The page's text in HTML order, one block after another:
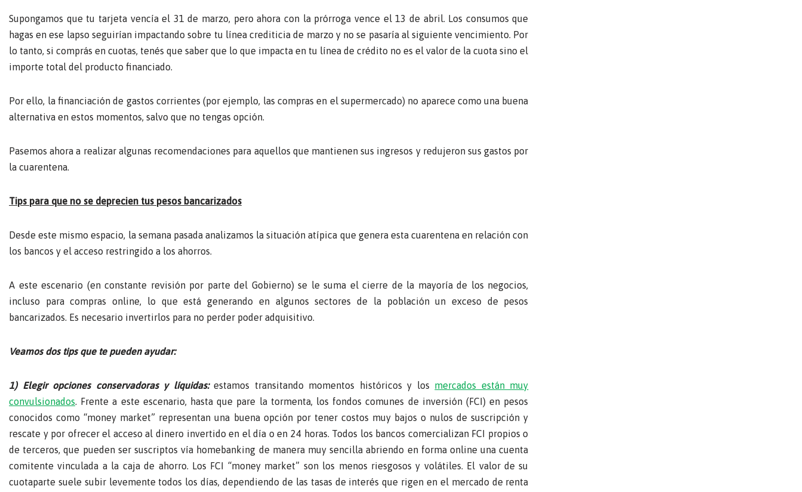
Supongamos que tu tarjeta vencía el 31 de marzo, pero ahora con la prórroga vence el 13 de abril. Los consumos que
hagas en ese lapso seguirían impactando sobre tu línea crediticia de marzo y no se pasaría al siguiente vencimiento. Por
lo tanto, si comprás en cuotas, tenés que saber que lo que impacta en tu línea de crédito no es el valor de la cuota sino el
importe total del producto financiado.
Por ello, la financiación de gastos corrientes (por ejemplo, las compras en el supermercado) no aparece como una buena
alternativa en estos momentos, salvo que no tengas opción.
Pasemos ahora a realizar algunas recomendaciones para aquellos que mantienen sus ingresos y redujeron sus gastos por
la cuarentena.
Tips para que no se deprecien tus pesos bancarizados
Desde este mismo espacio, la semana pasada analizamos la situación atípica que genera esta cuarentena en relación con
los bancos y el acceso restringido a los ahorros.
A este escenario (en constante revisión por parte del Gobierno) se le suma el cierre de la mayoría de los negocios,
incluso para compras online, lo que está generando en algunos sectores de la población un exceso de pesos
bancarizados. Es necesario invertirlos para no perder poder adquisitivo.
Veamos dos tips que te pueden ayudar:
1) Elegir opciones conservadoras y líquidas:estamos transitando momentos históricos y los mercados están muy
convulsionados. Frente a este escenario, hasta que pare la tormenta, los fondos comunes de inversión (FCI) en pesos
conocidos como “money market” representan una buena opción por tener costos muy bajos o nulos de suscripción y
rescate y por ofrecer el acceso al dinero invertido en el día o en 24 horas. Todos los bancos comercializan FCI propios o
de terceros, que pueden ser suscriptos vía homebanking de manera muy sencilla abriendo en forma online una cuenta
comitente vinculada a la caja de ahorro. Los FCI “money market” son los menos riesgosos y volátiles. El valor de su
cuotaparte suele subir levemente todos los días, dependiendo de las tasas de interés que rigen en el mercado de renta